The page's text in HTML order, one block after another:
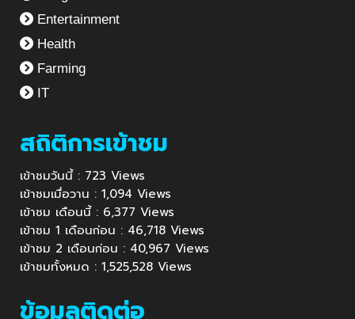
Entertainment
Health
Farming
IT
สถิติการเข้าชม
เข้าชมวันนี้ : 723 Views
เข้าชมเมื่อวาน : 1,094 Views
เข้าชม เดือนนี้ : 6,377 Views
เข้าชม 1 เดือนก่อน : 46,718 Views
เข้าชม 2 เดือนก่อน : 40,967 Views
เข้าชมทั้งหมด : 1,525,528 Views
ข้อมูลติดต่อ